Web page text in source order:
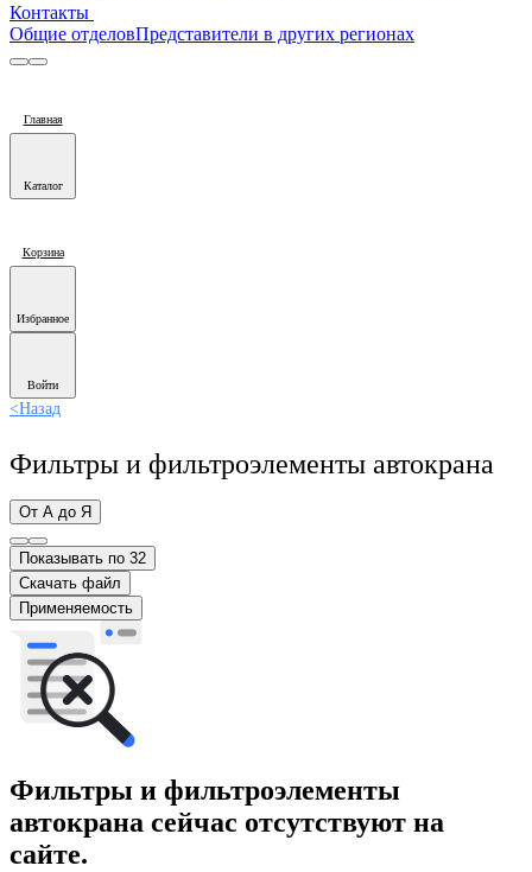
Контакты
Общие отделовПредставители в других регионах
Главная
Каталог
Корзина
Избранное
Войти
<Назад
Фильтры и фильтроэлементы автокрана
От А до Я
Показывать по 32
Скачать файл
Применяемость
Фильтры и фильтроэлементы
автокрана сейчас отсутствуют на
сайте.